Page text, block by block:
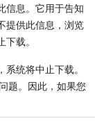
信息。它用于告知
提供此信息，浏览
载。
统将中止下载。
题。因此，如果您